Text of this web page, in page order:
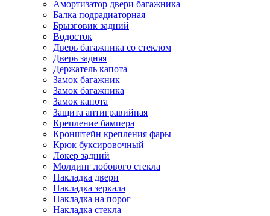
Амортизатор двери багажника
Балка подрадиаторная
Брызговик задний
Водосток
Дверь багажника со стеклом
Дверь задняя
Держатель капота
Замок багажник
Замок багажника
Замок капота
Защита антигравийная
Крепление бампера
Кронштейн крепления фары
Крюк буксировочный
Локер задний
Молдинг лобового стекла
Накладка двери
Накладка зеркала
Накладка на порог
Накладка стекла